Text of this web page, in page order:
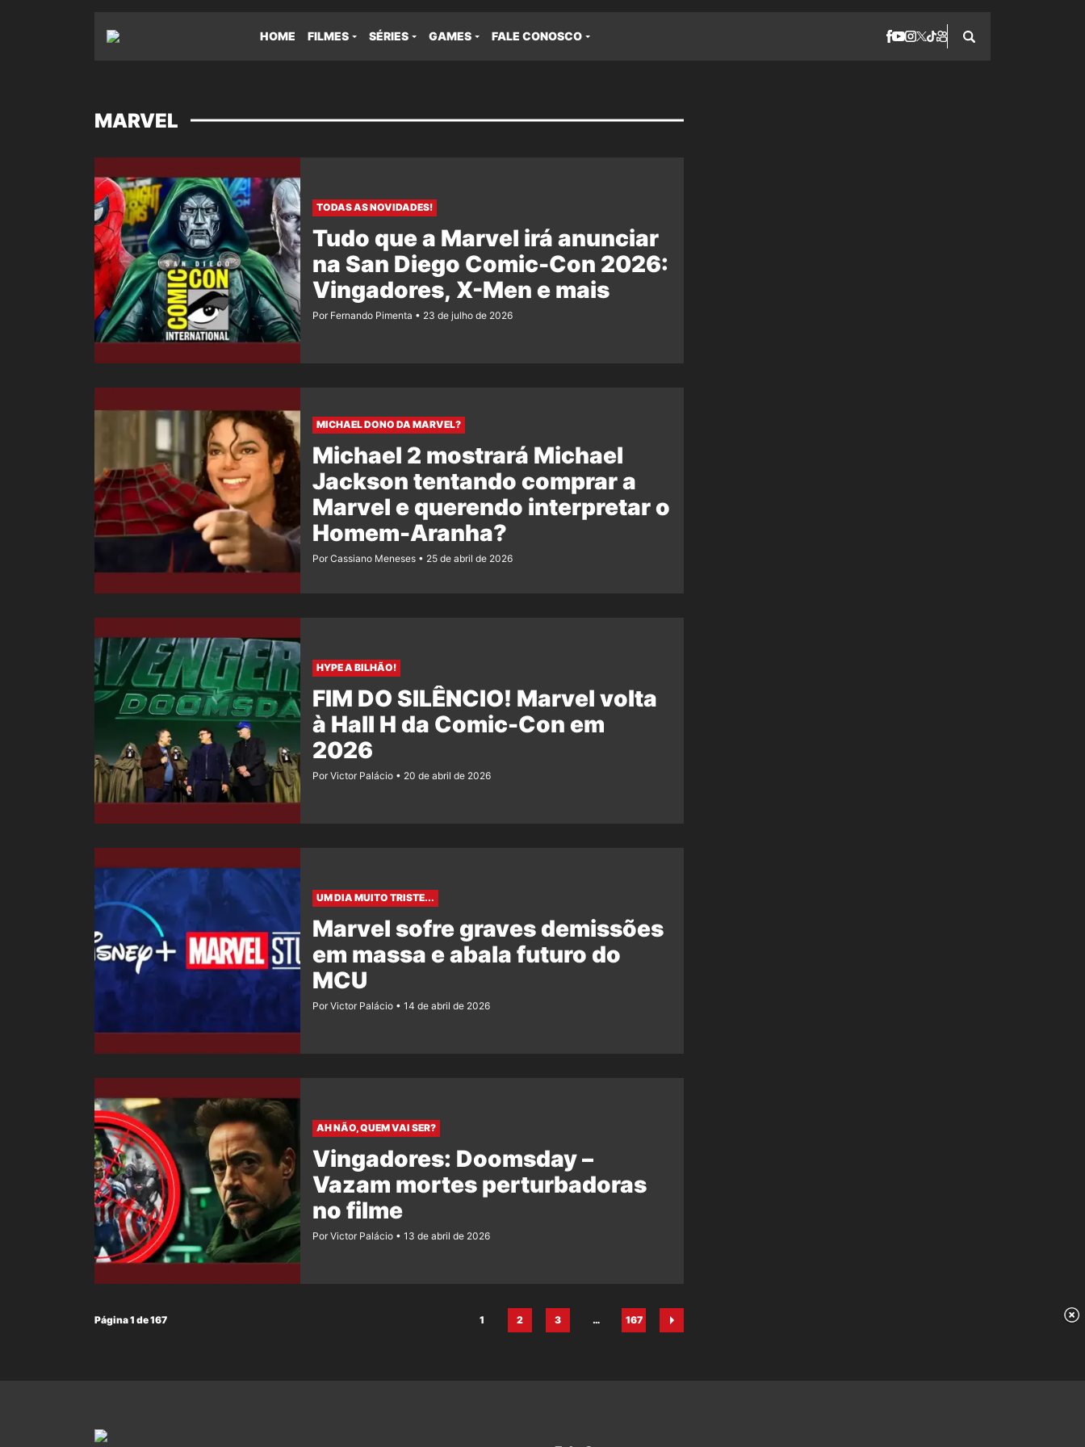
HOME FILMES SÉRIES GAMES FALE CONOSCO
MARVEL
TODAS AS NOVIDADES!
Tudo que a Marvel irá anunciar
na San Diego Comic-Con 2026:
Vingadores, X-Men e mais
Por Fernando Pimenta 23 de julho de 2026
MICHAEL DONO DA MARVEL?
Michael 2 mostrará Michael
Jackson tentando comprar a
Marvel e querendo interpretar o
Homem-Aranha?
Por Cassiano Meneses 25 de abril de 2026
HYPE A BILHÃO!
FIM DO SILÊNCIO! Marvel volta
à Hall H da Comic-Con em
2026
Por Victor Palácio 20 de abril de 2026
UM DIA MUITO TRISTE...
Marvel sofre graves demissões
em massa e abala futuro do
MCU
Por Victor Palácio 14 de abril de 2026
AH NÃO, QUEM VAI SER?
Vingadores: Doomsday –
Vazam mortes perturbadoras
no filme
Por Victor Palácio 13 de abril de 2026
Página 1 de 167
Página
1
Página
2
Página
3
…
Página
167